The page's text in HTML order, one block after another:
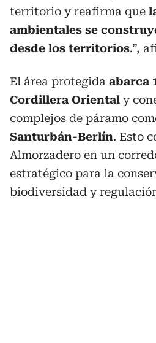
territorio y reafirma que
ambientales se
desde los territorios.”,
El área protegida abarca
Cordillera Oriental y
complejos de páramo
Santurbán-Berlín. Esto
Almorzadero en un
estratégico para la
biodiversidad y